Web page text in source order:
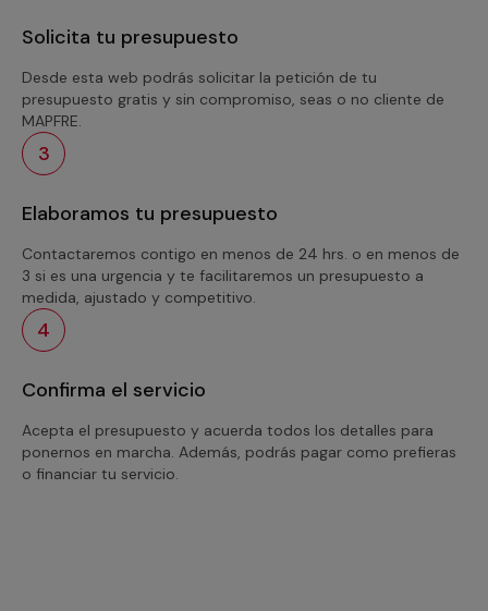
Solicita tu presupuesto
Desde esta web podrás solicitar la petición de tu
presupuesto gratis y sin compromiso, seas o no cliente de
MAPFRE.
3
Elaboramos tu presupuesto
Contactaremos contigo en menos de 24 hrs. o en menos de
3 si es una urgencia y te facilitaremos un presupuesto a
medida, ajustado y competitivo.
4
Confirma el servicio
Acepta el presupuesto y acuerda todos los detalles para
ponernos en marcha. Además, podrás pagar como prefieras
o financiar tu servicio.